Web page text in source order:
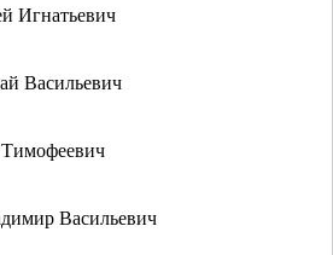
Игнатьевич
Васильевич
Васильевич